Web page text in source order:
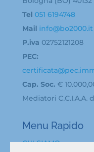
Tel 051 6194748
Mail info@bo2000.it
P.iva 02752121208
PEC:
Cap. Soc. €
Mediatori C.C.I.A.A.
Menu Rapido
CHI SIAMO